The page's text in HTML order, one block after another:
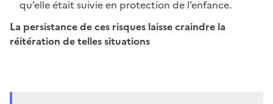
qu’elle était suivie en protection de l’enfance.
La persistance de ces risques laisse craindre la
réitération de telles situations